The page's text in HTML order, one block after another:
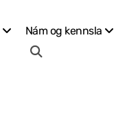
Nám og kennsla